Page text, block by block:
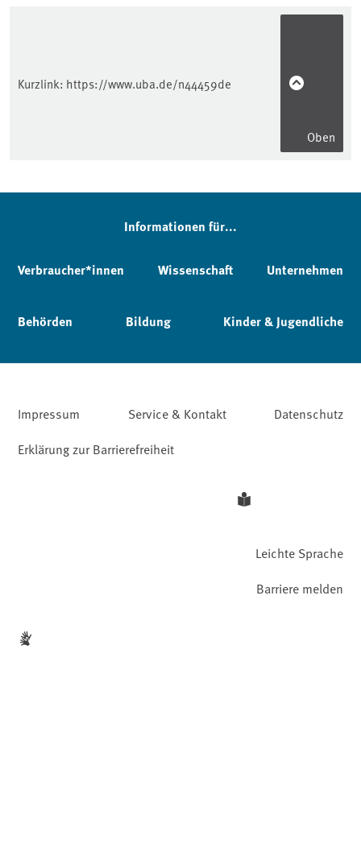
Kurzlink: https://www.uba.de/n44459de
Oben
Informationen für...
Verbraucher*innen Wissenschaft Unternehmen
Behörden Bildung Kinder & Jugendliche
Impressum Service & Kontakt
Datenschutz
Erklärung zur Barrierefreiheit
Leichte Sprache
Barriere melden